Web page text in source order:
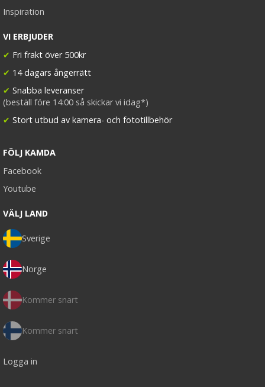
Inspiration
VI ERBJUDER
✔ Fri frakt över 500kr
✔ 14 dagars ångerrätt
✔ Snabba leveranser
(beställ före 14:00 så skickar vi idag*)
✔ Stort utbud av kamera- och fototillbehör
FÖLJ KAMDA
Facebook
Youtube
VÄLJ LAND
Sverige
Norge
Kommer snart
Kommer snart
Logga in